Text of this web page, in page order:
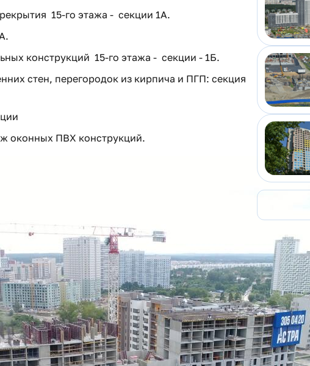
15-го этажа - секции 1А.
конструкций 15-го этажа - секции - 1Б.
стен, перегородок из кирпича и ПГП: секция
оконных ПВХ конструкций.